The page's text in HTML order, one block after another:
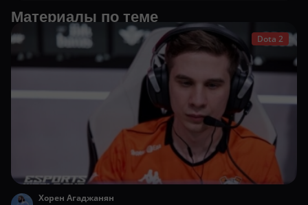
Материалы по теме
Dota 2
Хорен Агаджанян